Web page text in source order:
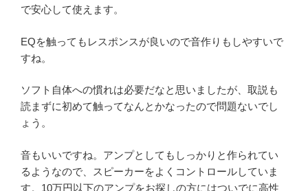
で安心して使えます。
EQを触ってもレスポンスが良いので音作りもしやすいで
すね。
ソフト自体への慣れは必要だなと思いましたが、取説も
読まずに初めて触ってなんとかなったので問題ないでし
ょう。
音もいいですね。アンプとしてもしっかりと作られてい
るようなので、スピーカーをよくコントロールしていま
す。10万円以下のアンプをお探しの方にはついでに高性